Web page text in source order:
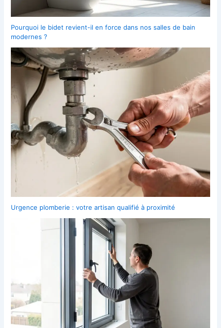
Pourquoi le bidet revient-il en force dans nos salles de bain
modernes ?
Urgence plomberie : votre artisan qualifié à proximité